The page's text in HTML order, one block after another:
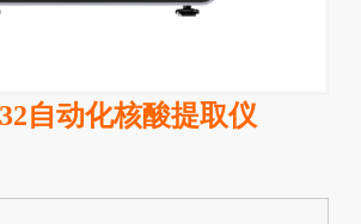
自动化核酸提取仪